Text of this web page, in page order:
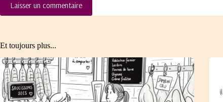
Laisser un commentaire
Et toujours plus...